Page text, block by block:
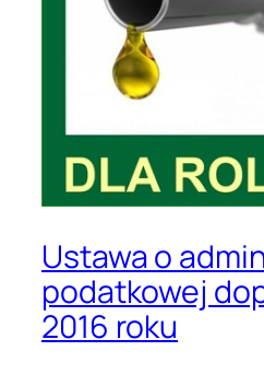
Ustawa o
podatkowej
2016 roku